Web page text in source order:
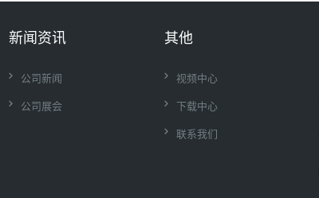
新闻资讯
公司新闻
公司展会
其他
视频中心
下载中心
联系我们